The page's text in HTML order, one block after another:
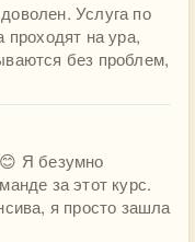
Услуга по
проходят на ура,
без проблем,
Я безумно
за этот курс.
я просто зашла